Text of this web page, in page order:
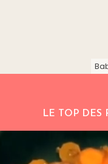
LE TOP DES